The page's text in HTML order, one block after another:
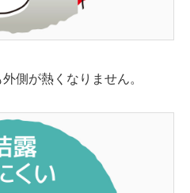
側が熱くなりません。